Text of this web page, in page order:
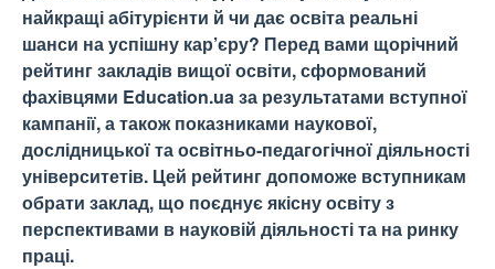
найкращі абітурієнти й чи дає освіта реальні
шанси на успішну кар’єру? Перед вами щорічний
рейтинг закладів вищої освіти, сформований
фахівцями Education.ua за результатами вступної
кампанії, а також показниками наукової,
дослідницької та освітньо-педагогічної діяльності
університетів. Цей рейтинг допоможе вступникам
обрати заклад, що поєднує якісну освіту з
перспективами в науковій діяльності та на ринку
праці.